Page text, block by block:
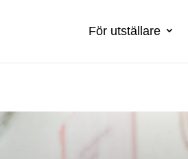
För utställare